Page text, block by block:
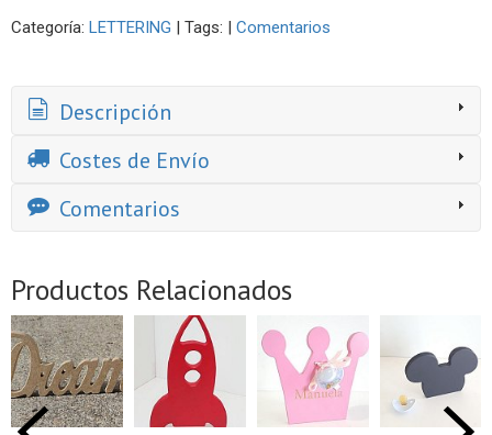
Categoría: LETTERING Tags: Comentarios
Descripción
Costes de Envío
Comentarios
Productos Relacionados